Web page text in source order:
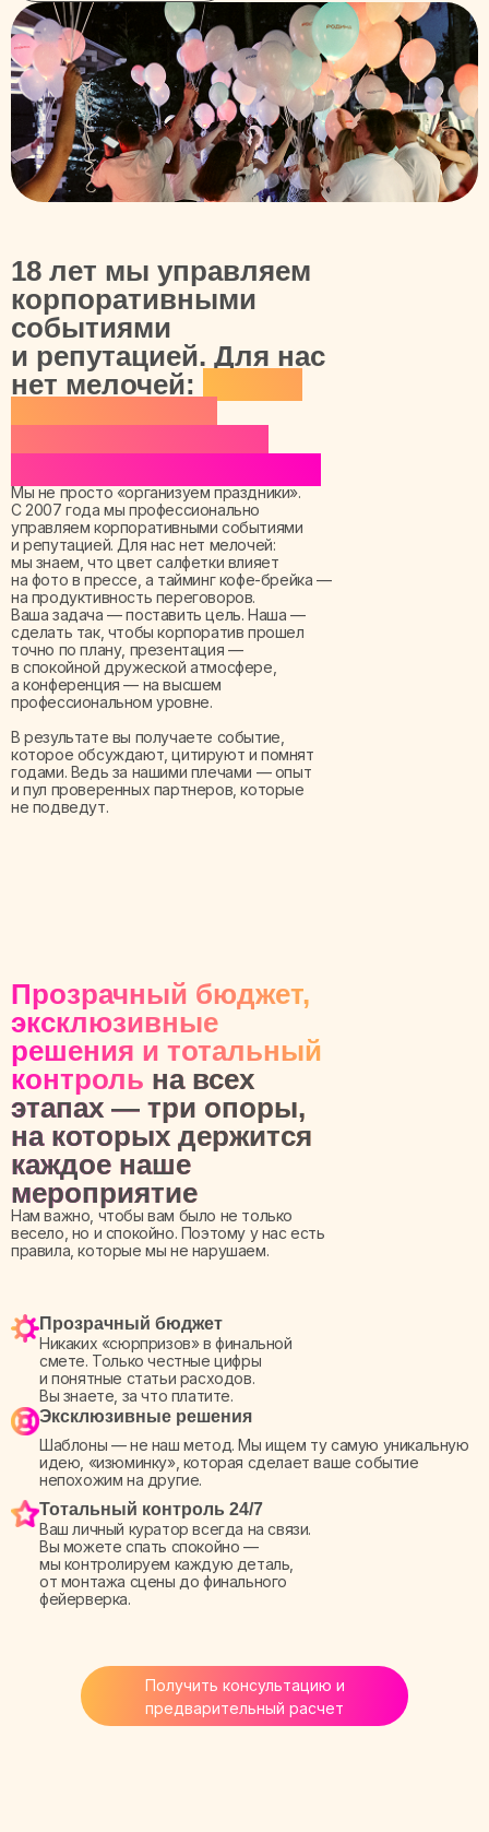
18 лет мы управляем
корпоративными
событиями
и репутацией. Для нас
нет мелочей:
Мы не просто «организуем праздники».
С 2007 года мы профессионально
управляем корпоративными событиями
и репутацией. Для нас нет мелочей:
мы знаем, что цвет салфетки влияет
на фото в прессе, а тайминг кофе-брейка —
на продуктивность переговоров.
Ваша задача — поставить цель. Наша —
сделать так, чтобы корпоратив прошел
точно по плану, презентация —
в спокойной дружеской атмосфере,
а конференция — на высшем
профессиональном уровне.
В результате вы получаете событие,
которое обсуждают, цитируют и помнят
годами. Ведь за нашими плечами — опыт
и пул проверенных партнеров, которые
не подведут.
Прозрачный бюджет,
эксклюзивные
решения и тотальный
контроль на всех
этапах — три опоры,
на которых держится
каждое наше
мероприятие
Нам важно, чтобы вам было не только
весело, но и спокойно. Поэтому у нас есть
правила, которые мы не нарушаем.
Прозрачный бюджет
Никаких «сюрпризов» в финальной
смете. Только честные цифры
и понятные статьи расходов.
Вы знаете, за что платите.
Эксклюзивные решения
Шаблоны — не наш метод. Мы ищем ту самую уникальную
идею, «изюминку», которая сделает ваше событие
непохожим на другие.
Тотальный контроль 24/7
Ваш личный куратор всегда на связи.
Вы можете спать спокойно —
мы контролируем каждую деталь,
от монтажа сцены до финального
фейерверка.
Получить консультацию и
предварительный расчет